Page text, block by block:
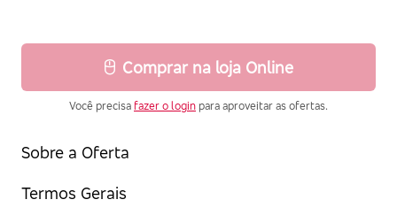
Comprar na loja Online
Você precisa fazer o login para aproveitar as ofertas.
Sobre a Oferta
Termos Gerais